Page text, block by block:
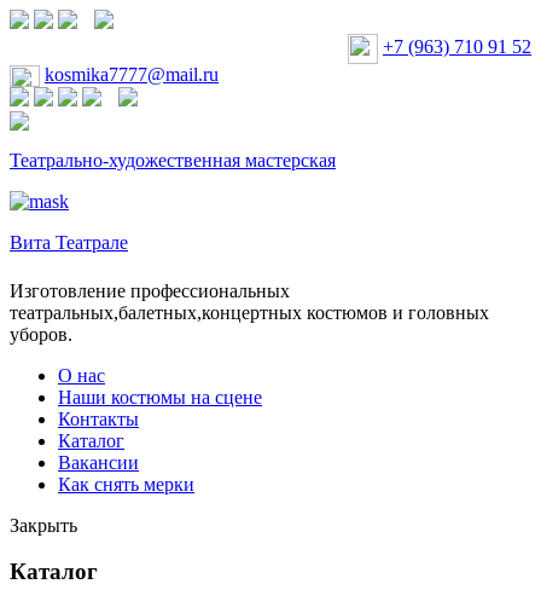
+7 (963) 710 91 52
kosmika7777@mail.ru
Театрально-художественная мастерская
Вита Театрале
Изготовление профессиональных
театральных,балетных,концертных костюмов и головных
уборов.
О нас
Наши костюмы на сцене
Контакты
Каталог
Вакансии
Как снять мерки
Закрыть
Каталог